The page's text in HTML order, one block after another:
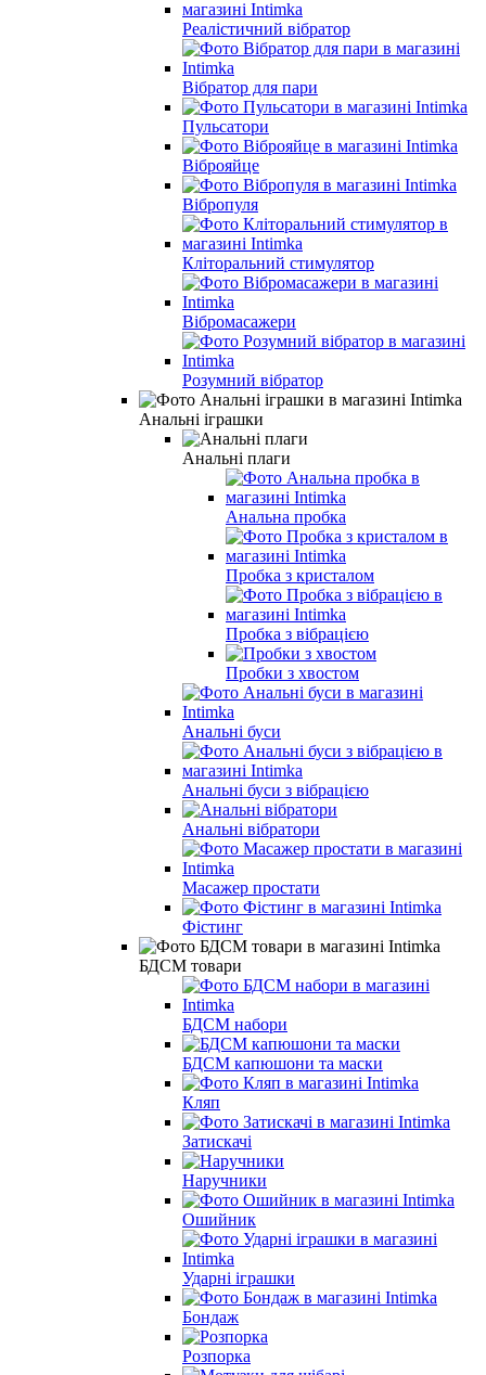
Реалістичний вібратор
Вібратор для пари
Пульсатори
Віброяйце
Вібропуля
Кліторальний стимулятор
Вібромасажери
Розумний вібратор
Анальні іграшки
Анальні плаги
Анальна пробка
Пробка з кристалом
Пробка з вібрацією
Пробки з хвостом
Анальні буси
Анальні буси з вібрацією
Анальні вібратори
Масажер простати
Фістинг
БДСМ товари
БДСМ набори
БДСМ капюшони та маски
Кляп
Затискачі
Наручники
Ошийник
Ударні іграшки
Бондаж
Розпорка